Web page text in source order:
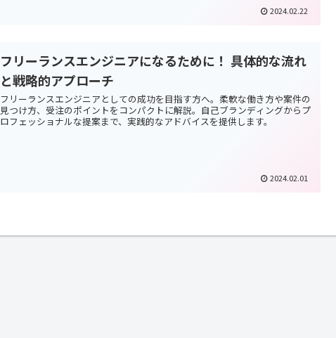
2024.02.22
フリーランスエンジニアになるために！ 具体的な流れ
と戦略的アプローチ
フリーランスエンジニアとしての成功を目指す方へ。柔軟な働き方や案件の
見つけ方、受注のポイントをコンパクトに解説。自己ブランディングからプ
ロフェッショナルな提案まで、実践的なアドバイスを提供します。
2024.02.01